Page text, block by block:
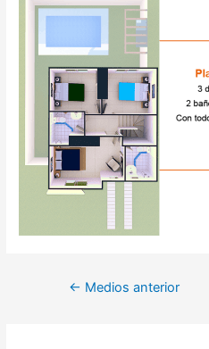
← Medios anterior